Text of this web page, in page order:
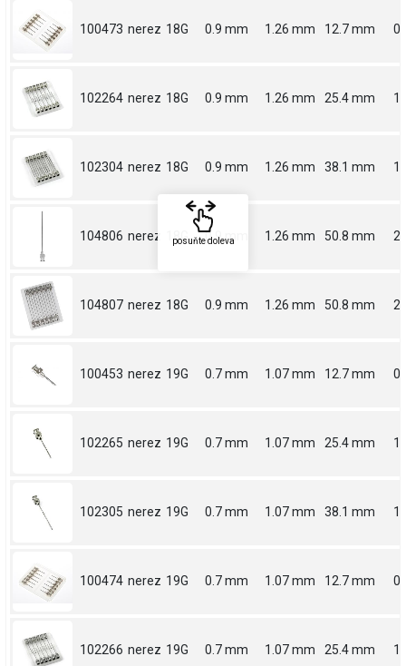
100473 nerez 18G 0.9 mm 1.26 mm 12.7 mm
102264 nerez 18G 0.9 mm 1.26 mm 25.4 mm 1
102304 nerez 18G 0.9 mm 1.26 mm 38.1 mm
104806 nerez 18G 0.9 mm 1.26 mm 50.8 mm 2
104807 nerez 18G 0.9 mm 1.26 mm 50.8 mm 2
100453 nerez 19G 0.7 mm 1.07 mm 12.7 mm
102265 nerez 19G 0.7 mm 1.07 mm 25.4 mm 1
102305 nerez 19G 0.7 mm 1.07 mm 38.1 mm
100474 nerez 19G 0.7 mm 1.07 mm 12.7 mm
102266 nerez 19G 0.7 mm 1.07 mm 25.4 mm 1
posuňte doleva